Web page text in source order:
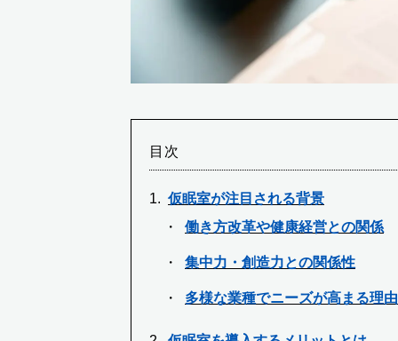
目次
仮眠室が注目される背景
働き方改革や健康経営との関係
集中力・創造力との関係性
多様な業種でニーズが高まる理由